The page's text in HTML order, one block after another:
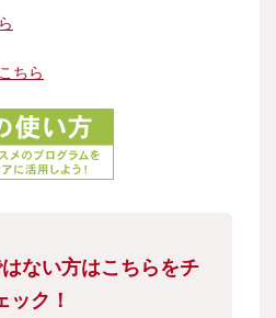
ちら
ない方はこちらをチ
ック！